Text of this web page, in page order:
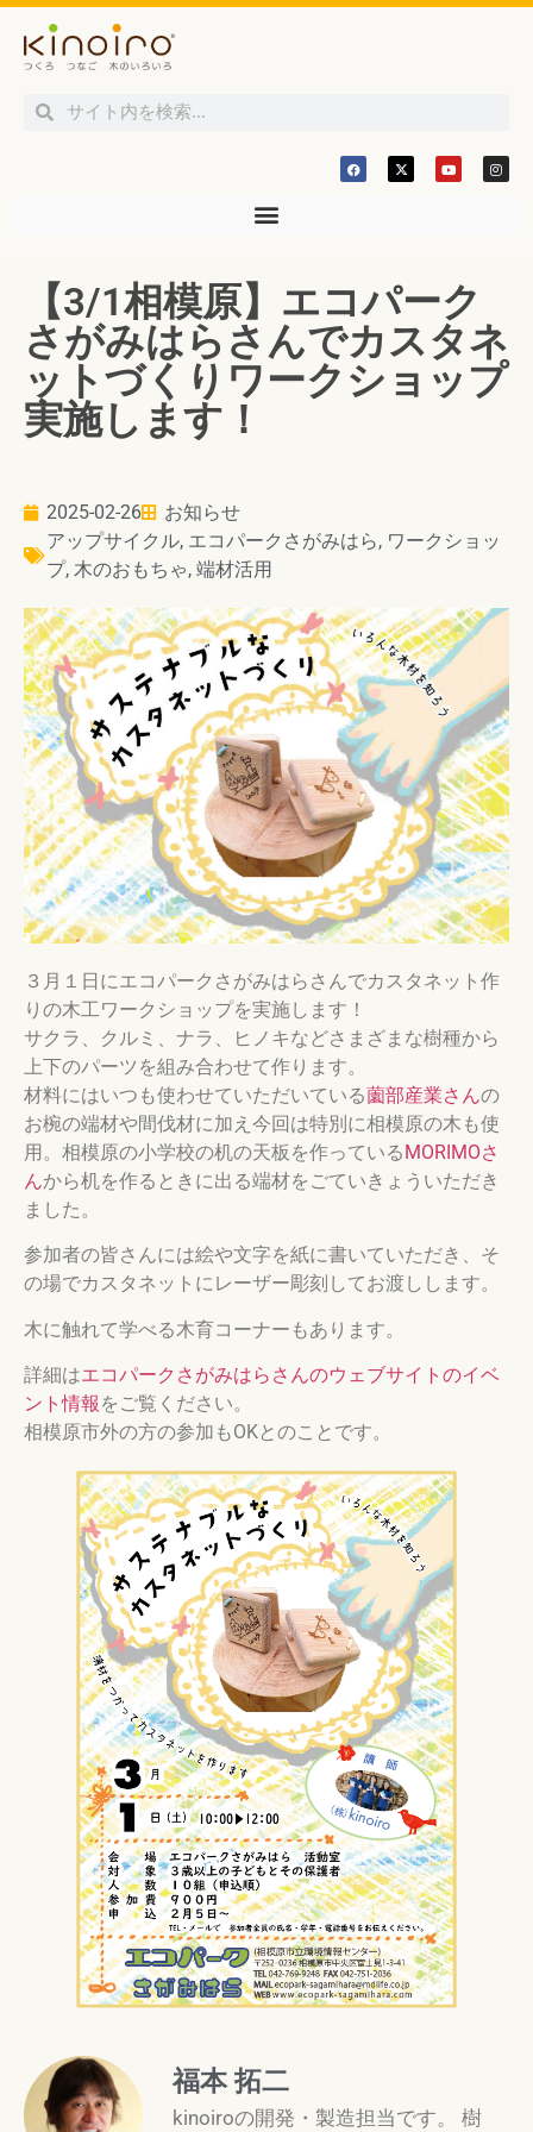
【3/1相模原】エコパーク
さがみはらさんでカスタネ
ットづくりワークショップ
実施します！
2025-02-26
お知らせ
アップサイクル, エコパークさがみはら, ワークショッ
プ, 木のおもちゃ, 端材活用
３月１日にエコパークさがみはらさんでカスタネット作
りの木工ワークショップを実施します！
サクラ、クルミ、ナラ、ヒノキなどさまざまな樹種から
上下のパーツを組み合わせて作ります。
材料にはいつも使わせていただいている薗部産業さんの
お椀の端材や間伐材に加え今回は特別に相模原の木も使
用。相模原の小学校の机の天板を作っているMORIMOさ
んから机を作るときに出る端材をごていきょういただき
ました。
参加者の皆さんには絵や文字を紙に書いていただき、そ
の場でカスタネットにレーザー彫刻してお渡しします。
木に触れて学べる木育コーナーもあります。
詳細はエコパークさがみはらさんのウェブサイトのイベ
ント情報 をご覧ください。
相模原市外の方の参加もOKとのことです。
福本 拓二
kinoiroの開発・製造担当です。 樹